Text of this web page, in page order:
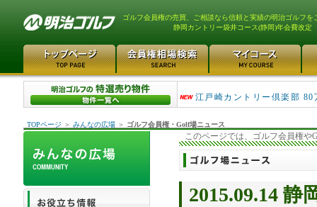
ゴルフ会員権の売買、ご相談なら信頼と実績の明治ゴルフを
静岡カントリー袋井コース(静岡)年会費改定
茨城ゴルフ倶楽部 1100万円
江戸崎カントリー倶楽部 80
TOPページ ＞ みんなの広場 ＞ ゴルフ会員権・Golf場ニュース
このページでは、ゴルフ会員権や
2015.09.14